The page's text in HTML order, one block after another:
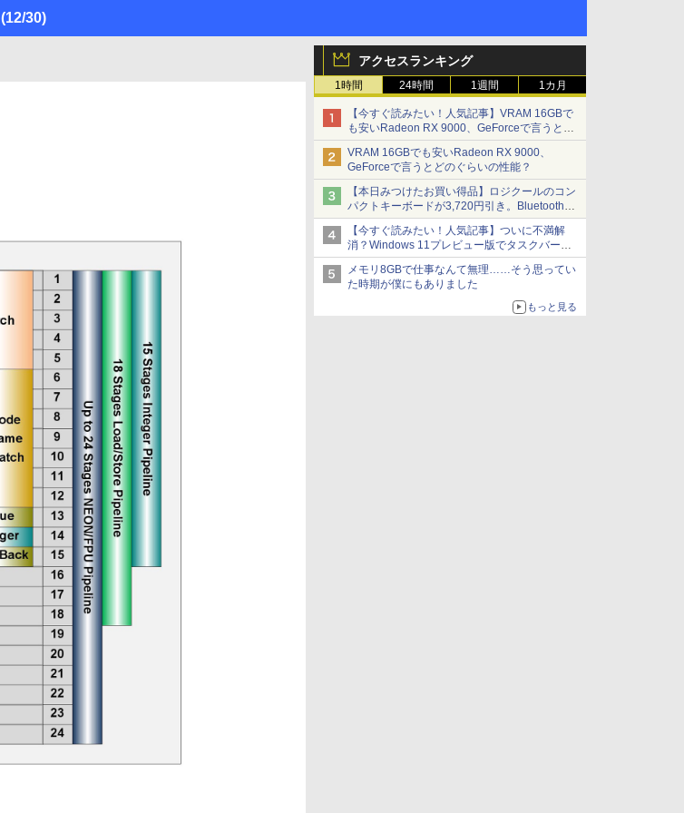
(12/30)
アクセスランキング
1時間 24時間 1週間 1カ月
【今すぐ読みたい！人気記事】VRAM 16GBで
も安いRadeon RX 9000、GeForceで言うとど
のぐらいの性能？ - PC Watch
VRAM 16GBでも安いRadeon RX 9000、
GeForceで言うとどのぐらいの性能？
【本日みつけたお買い得品】ロジクールのコン
パクトキーボードが3,720円引き。Bluetoothで3
台接続対応
【今すぐ読みたい！人気記事】ついに不満解
消？Windows 11プレビュー版でタスクバーの
配置変更を徹底検証 - PC Watch
メモリ8GBで仕事なんて無理……そう思ってい
た時期が僕にもありました
もっと見る